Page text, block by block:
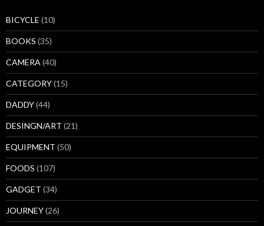
BICYCLE (10)
BOOKS (35)
CAMERA(40)
CATEGORY(15)
DADDY(44)
DESINGN/ART (21)
EQUIPMENT (50)
FOODS (107)
GADGET (34)
JOURNEY(26)